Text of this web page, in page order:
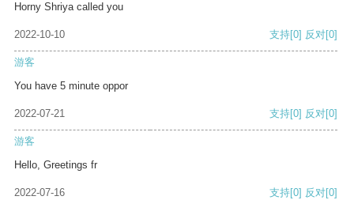
Horny Shriya called you
2022-10-10 支持[0] 反对[0]
游客
You have 5 minute oppor
2022-07-21 支持[0] 反对[0]
游客
Hello, Greetings fr
2022-07-16 支持[0] 反对[0]